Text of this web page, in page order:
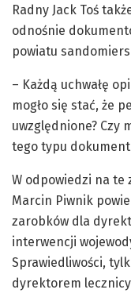
Radny Jack Toś
odnośnie
powiatu
– Każdą uchwałę
mogło się stać, że
uwzględnione? Czy
tego typu
W odpowiedzi na
Marcin Piwnik
zarobków dla
interwencji
Sprawiedliwości,
dyrektorem